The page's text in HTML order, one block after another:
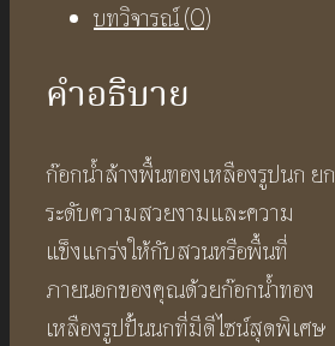
บทวิจารณ์ (0)
คำอธิบาย
ก๊อกน้ำล้างพื้นทองเหลืองรูปนก ยก
ระดับความสวยงามและความ
แข็งแกร่งให้กับสวนหรือพื้นที่
ภายนอกของคุณด้วยก๊อกน้ำทอง
เหลืองรูปปั้นนกที่มีดีไซน์สุดพิเศษ